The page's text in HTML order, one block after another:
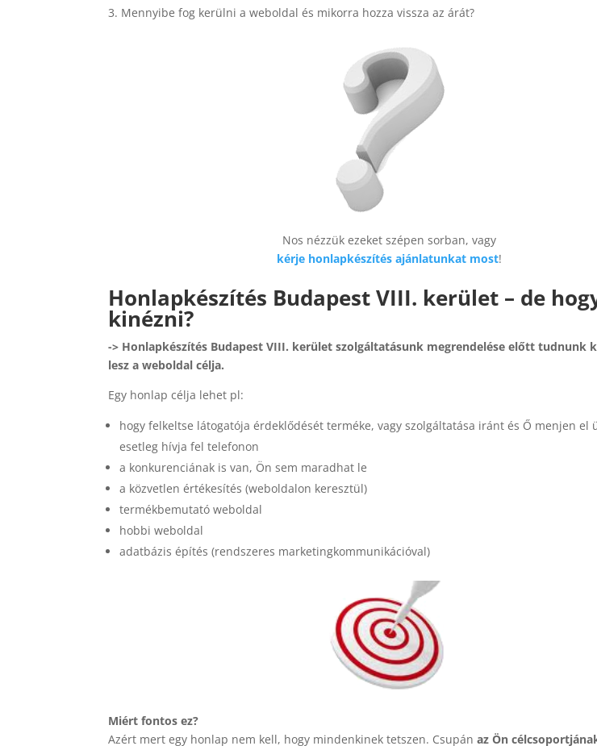
Mennyibe fog kerülni a weboldal és mikorra hozza vissza az árát?
Nos nézzük ezeket szépen sorban, vagy
kérje honlapkészítés ajánlatunkat most!
Honlapkészítés Budapest VIII. kerület – de
kinézni?
-> Honlapkészítés Budapest VIII. kerület szolgáltatásunk megrendelése előtt tudnunk
lesz a weboldal célja.
Egy honlap célja lehet pl:
hogy felkeltse látogatója érdeklődését terméke, vagy szolgáltatása iránt és Ő menjen el
esetleg hívja fel telefonon
a konkurenciának is van, Ön sem maradhat le
a közvetlen értékesítés (weboldalon keresztül)
termékbemutató weboldal
hobbi weboldal
adatbázis építés (rendszeres marketingkommunikációval)
Miért fontos ez?
Azért mert egy honlap nem kell, hogy mindenkinek tetszen. Csupánaz Ön